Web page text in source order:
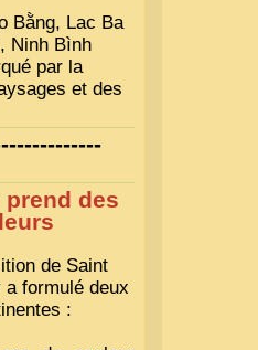
Bằng, Lac Ba
Ninh Bình
par la
et des
prend des
de Saint
formulé deux
: